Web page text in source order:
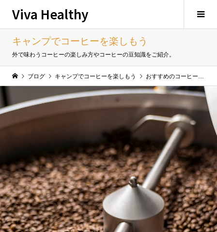
Viva Healthy
キャンプでコーヒーを楽しもう
外で味わうコーヒーの楽しみ方やコーヒーの豆知識をご紹介。
ブログ キャンプでコーヒーを楽しもう おすすめのコーヒー豆５選